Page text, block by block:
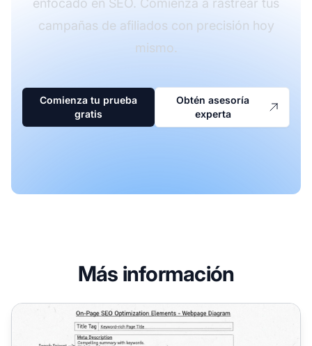
enfocado en SEO. Comienza a rastrear tus
campañas de afiliados con precisión hoy
mismo.
Comienza tu prueba
gratis
Obtén asesoría
experta
Más información
Cómo Hacer SEO On-Page: Guía Completa de